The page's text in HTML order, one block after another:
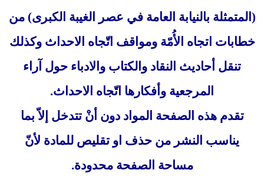
(المتمثلة بالنيابة العامة في عصر الغيبة الكبرى) من
خطابات اتجاه الأُمّة ومواقف اتّجاه الاحداث وكذلك
تنقل أحاديث النقاد والكتاب والادباء حول آراء
المرجعية وأفكارها اتّجاه الاحداث.
تقدم هذه الصفحة المواد دون أنْ تتدخل إلاّ بما
يناسب النشر من حذف او تقليص للمادة لأنّ
مساحة الصفحة محدودة.